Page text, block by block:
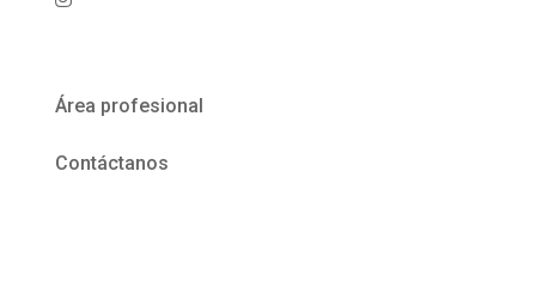
Área profesional
Contáctanos